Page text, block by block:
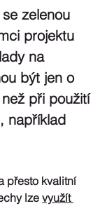
zelenou
projektu
na
být jen o
při použití
například
přesto kvalitní
lze využít